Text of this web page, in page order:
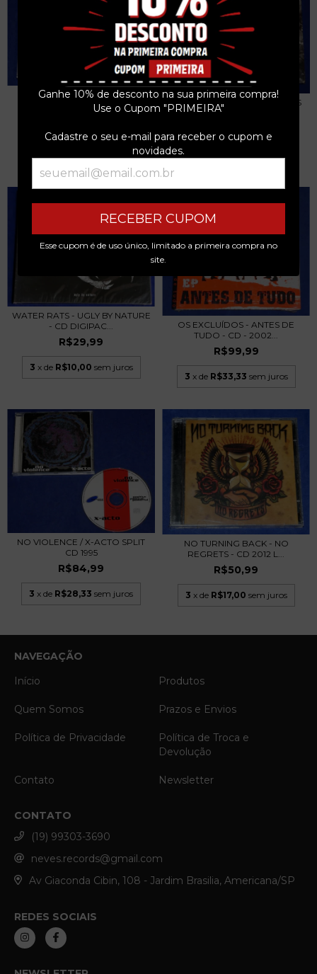
Ganhe 10% de desconto na sua primeira compra!
Use o Cupom "PRIMEIRA"
Cadastre o seu e-mail para receber o cupom e
novidades.
RECEBER CUPOM
Esse cupom é de uso único, limitado a primeira compra no
site.
RISK IT! - WHO'S FOOLIN'
WHO?...
REJECTS S/A STA-PREST BOYS
OI ITS A WORL...
WATER RATS - UGLY BY NATURE
- CD DIGIPAC...
R$29,99
3 x de R$10,00 sem juros
OS EXCLUÍDOS - ANTES DE
TUDO - CD - 2002...
R$99,99
3 x de R$33,33 sem juros
NO VIOLENCE / X-ACTO SPLIT
CD 1995
R$84,99
3 x de R$28,33 sem juros
NO TURNING BACK - NO
REGRETS - CD 2012 L...
R$50,99
3 x de R$17,00 sem juros
NAVEGAÇÃO
Início
Produtos
Quem Somos Prazos e Envios
Política de Privacidade
Política de Troca e
Devolução
Contato Newsletter
CONTATO
(19) 99303-3690
neves.records@gmail.com
Av Giaconda Cibin, 108 - Jardim Brasilia, Americana/SP
REDES SOCIAIS